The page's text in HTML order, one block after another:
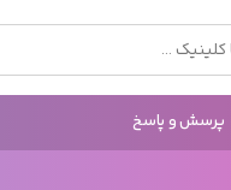
پرسش و پاسخ